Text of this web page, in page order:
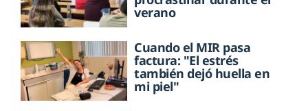
verano
Cuando el MIR pasa
factura: "El estrés
también dejó huella en
mi piel"